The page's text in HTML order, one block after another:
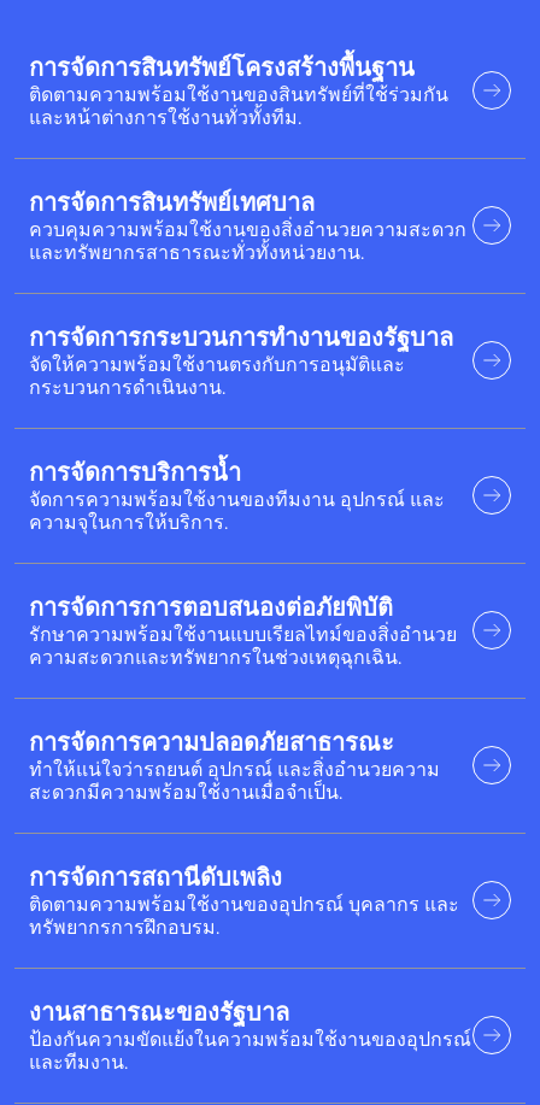
การจัดการสินทรัพย์โครงสร้างพื้นฐาน
ติดตามความพร้อมใช้งานของสินทรัพย์ที่ใช้ร่วมกัน
และหน้าต่างการใช้งานทั่วทั้งทีม.
การจัดการสินทรัพย์เทศบาล
ควบคุมความพร้อมใช้งานของสิ่งอำนวยความสะดวก
และทรัพยากรสาธารณะทั่วทั้งหน่วยงาน.
การจัดการกระบวนการทำงานของรัฐบาล
จัดให้ความพร้อมใช้งานตรงกับการอนุมัติและ
กระบวนการดำเนินงาน.
การจัดการบริการน้ำ
จัดการความพร้อมใช้งานของทีมงาน อุปกรณ์ และ
ความจุในการให้บริการ.
การจัดการการตอบสนองต่อภัยพิบัติ
รักษาความพร้อมใช้งานแบบเรียลไทม์ของสิ่งอำนวย
ความสะดวกและทรัพยากรในช่วงเหตุฉุกเฉิน.
การจัดการความปลอดภัยสาธารณะ
ทำให้แน่ใจว่ารถยนต์ อุปกรณ์ และสิ่งอำนวยความ
สะดวกมีความพร้อมใช้งานเมื่อจำเป็น.
การจัดการสถานีดับเพลิง
ติดตามความพร้อมใช้งานของอุปกรณ์ บุคลากร และ
ทรัพยากรการฝึกอบรม.
งานสาธารณะของรัฐบาล
ป้องกันความขัดแย้งในความพร้อมใช้งานของอุปกรณ์
และทีมงาน.